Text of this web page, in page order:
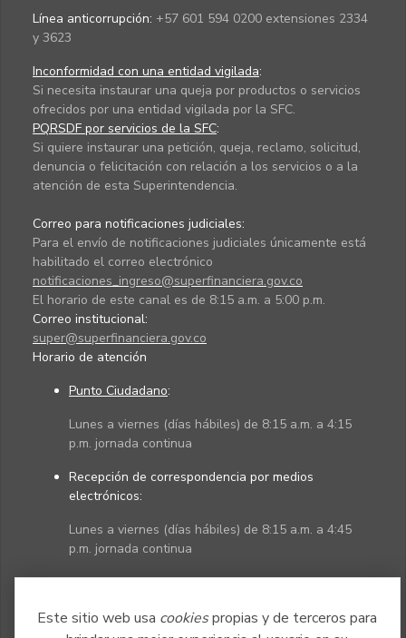
Este sitio web usa cookiespropias y de terceros para
Línea anticorrupción: +57 601 594 0200 extensiones 2334
y 3623
Inconformidad con una entidad vigilada:
Si necesita instaurar una queja por productos o servicios
ofrecidos por una entidad vigilada por la SFC.
PQRSDF por servicios de la SFC:
Si quiere instaurar una petición, queja, reclamo, solicitud,
denuncia o felicitación con relación a los servicios o a la
atención de esta Superintendencia.
Correo para notificaciones judiciales:
Para el envío de notificaciones judiciales únicamente está
habilitado el correo electrónico
notificaciones_ingreso@superfinanciera.gov.co
El horario de este canal es de 8:15 a.m. a 5:00 p.m.
Correo institucional:
super@superfinanciera.gov.co
Horario de atención
Punto Ciudadano:
Lunes a viernes (días hábiles) de 8:15 a.m. a 4:15
p.m. jornada continua
Recepción de correspondencia por medios
electrónicos:
Lunes a viernes (días hábiles) de 8:15 a.m. a 4:45
p.m. jornada continua